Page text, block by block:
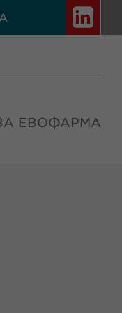
ЕВОФАРМА